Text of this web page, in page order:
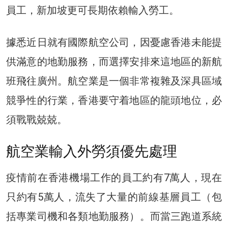
員工，新加坡更可長期依賴輸入勞工。
據悉近日就有國際航空公司，因憂慮香港未能提
供滿意的地勤服務，而選擇安排來這地區的新航
班飛往廣州。航空業是一個非常複雜及深具區域
競爭性的行業，香港要守着地區的龍頭地位，必
須戰戰兢兢。
航空業輸入外勞須優先處理
疫情前在香港機場工作的員工約有7萬人，現在
只約有5萬人，流失了大量的前線基層員工（包
括專業司機和各類地勤服務）。而當三跑道系統